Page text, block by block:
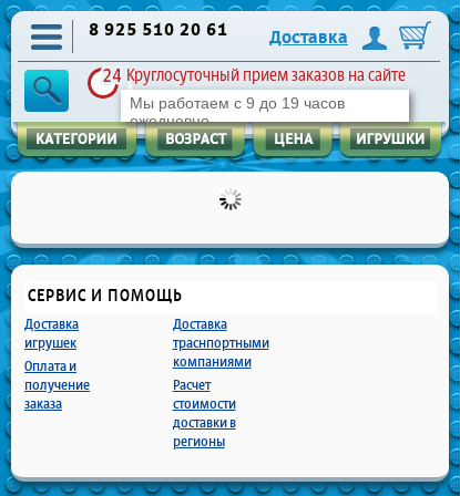
8 925 510 20 61
Доставка
Круглосуточный прием заказов на сайте
Мы работаем с 9 до 19 часов
ежедневно
СЕРВИС И ПОМОЩЬ
Доставка
игрушек
Оплата и
получение
заказа
Доставка
траснпортными
компаниями
Расчет
стоимости
доставки в
регионы